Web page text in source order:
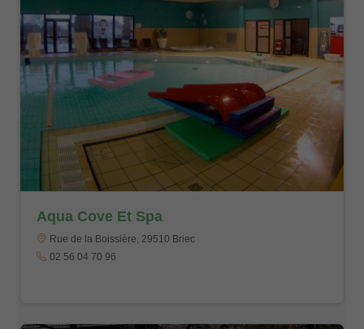
Aqua Cove Et Spa
Rue de la Boissière, 29510 Briec
02 56 04 70 96